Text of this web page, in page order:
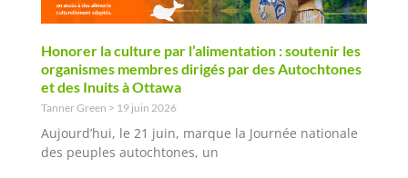
Honorer la culture par l’alimentation : soutenir les
organismes membres dirigés par des Autochtones
et des Inuits à Ottawa
Tanner Green 19 juin 2026
Aujourd’hui, le 21 juin, marque la Journée nationale
des peuples autochtones, un